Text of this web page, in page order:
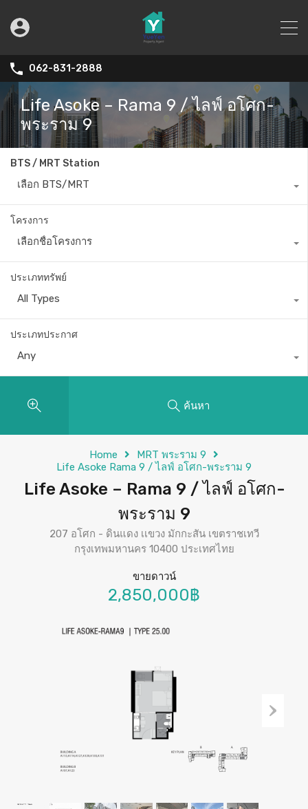
062-831-2888
Life Asoke – Rama 9 / ไลฟ์ อโศก-
พระราม 9
BTS / MRT Station
เลือก BTS/MRT
โครงการ
เลือกชื่อโครงการ
ประเภททรัพย์
All Types
ประเภทประกาศ
Any
ค้นหา
Home
MRT พระราม 9
Life Asoke Rama 9 / ไลฟ์ อโศก-พระราม 9
Life Asoke – Rama 9 / ไลฟ์ อโศก-
พระราม 9
207 อโศก - ดินแดง เเขวง มักกะสัน เขตราชเทวี
กรุงเทพมหานคร 10400 ประเทศไทย
ขายดาวน์
2,850,000฿